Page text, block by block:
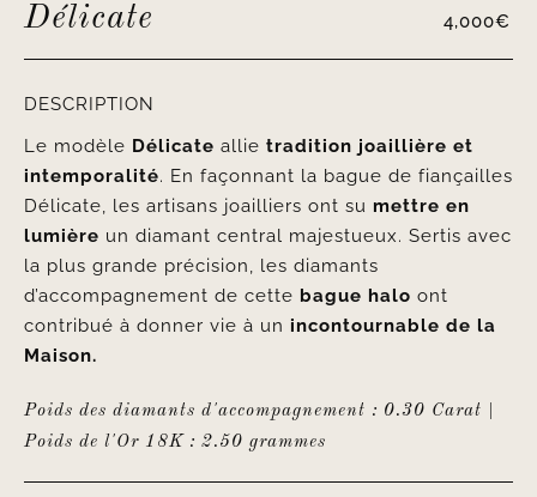
Délicate 4,000€
DESCRIPTION
Le modèle Délicate allie tradition joaillière et
intemporalité. En façonnant la bague de fiançailles
Délicate, les artisans joailliers ont su mettre en
lumière un diamant central majestueux. Sertis avec
la plus grande précision, les diamants
d’accompagnement de cette bague halo ont
contribué à donner vie à un incontournable de la
Maison.
Poids des diamants d'accompagnement : 0.30 Carat |
Poids de l'Or 18K : 2.50 grammes